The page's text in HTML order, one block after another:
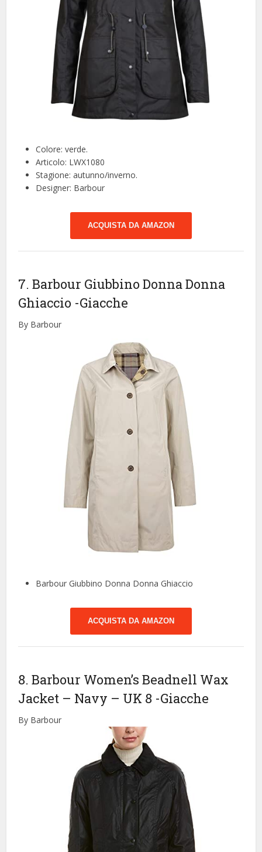
Colore: verde.
Articolo: LWX1080
Stagione: autunno/inverno.
Designer: Barbour
ACQUISTA DA AMAZON
7. Barbour Giubbino Donna Donna
Ghiaccio -Giacche
By Barbour
Barbour Giubbino Donna Donna Ghiaccio
ACQUISTA DA AMAZON
8. Barbour Women’s Beadnell Wax
Jacket – Navy – UK 8 -Giacche
By Barbour